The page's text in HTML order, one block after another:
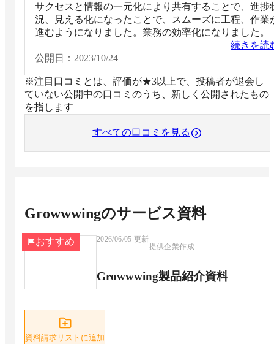
サクセスと情報の一元化により共有することで、進捗
況、見える化になったことで、スムーズに工程、作業
進むようになりました。業務の効率化になりました。
続きを読
公開日： 2023/10/24
※注目口コミとは、評価が★3以上で、投稿者が退会し
ていない公開中の口コミのうち、新しく公開されたもの
を指します
すべての口コミを見る
Growwwingのサービス資料
おすすめ 2026/06/05 更新
提供企業作成
Growwwing製品紹介資料
資料請求リストに追加